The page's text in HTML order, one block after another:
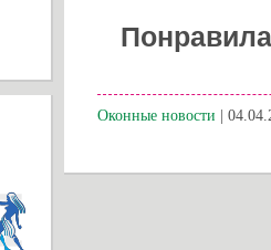
Оконные новости |